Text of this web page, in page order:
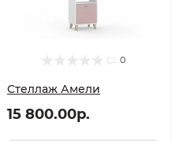
0
Стеллаж Амели
15 800.00р.